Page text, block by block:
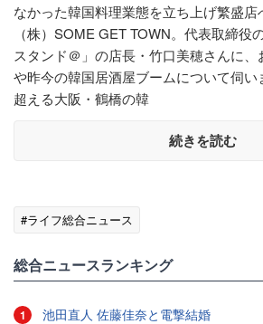
なかった韓国料理業態を立ち上げ繁盛店
（株）SOME GET TOWN。代表取締役
スタンド＠」の店長・竹口美穂さんに
や昨今の韓国居酒屋ブームについて伺い
超える大阪・鶴橋の韓
続きを読む
#ライフ総合ニュース
総合ニュースランキング
1 池田直人 佐藤佳奈と電撃結婚